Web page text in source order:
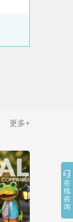
更多+

在
线
咨
询